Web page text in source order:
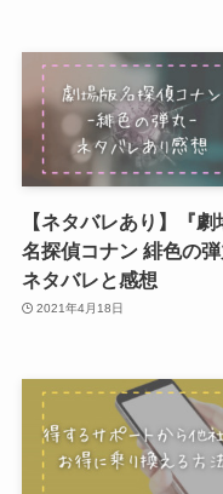
【ネタバレあり】『劇
名探偵コナン 緋色の弾
ネタバレと感想
2021年4月18日